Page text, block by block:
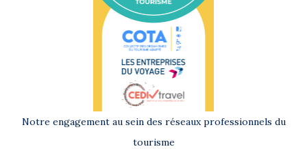
Notre engagement au sein des réseaux professionnels du
tourisme